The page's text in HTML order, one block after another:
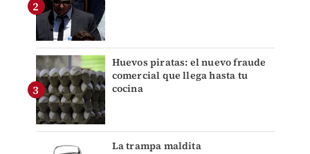
Huevos piratas: el nuevo fraude
comercial que llega hasta tu
cocina
La trampa maldita